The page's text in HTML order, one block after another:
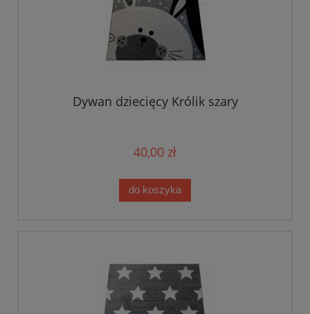
Dywan dziecięcy Królik szary
40,00 zł
do koszyka